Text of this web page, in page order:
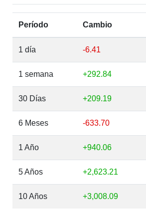
Período Cambio
1 día -6.41
1 semana +292.84
30 Días +209.19
6 Meses -633.70
1 Año +940.06
5 Años +2,623.21
10 Años +3,008.09